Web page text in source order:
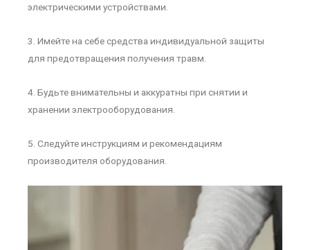
электрическими устройствами.
3. Имейте на себе средства индивидуальной защиты
для предотвращения получения травм.
4. Будьте внимательны и аккуратны при снятии и
хранении электрооборудования.
5. Следуйте инструкциям и рекомендациям
производителя оборудования.